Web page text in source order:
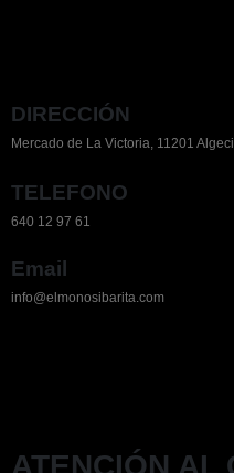
DIRECCIÓN
Mercado de La Victoria, 11201
TELEFONO
640 12 97 61
Email
info@elmonosibarita.com
ATENCIÓN AL